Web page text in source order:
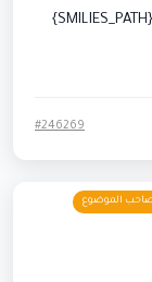
#246269